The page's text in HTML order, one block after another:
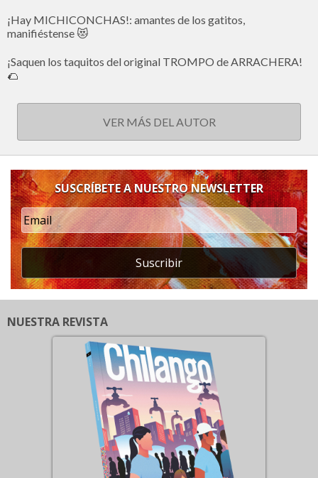
¡Hay MICHICONCHAS!: amantes de los gatitos,
manifiéstense 😻
¡Saquen los taquitos del original TROMPO de ARRACHERA!
🌮
VER MÁS DEL AUTOR
SUSCRÍBETE A NUESTRO NEWSLETTER
Suscribir
NUESTRA REVISTA